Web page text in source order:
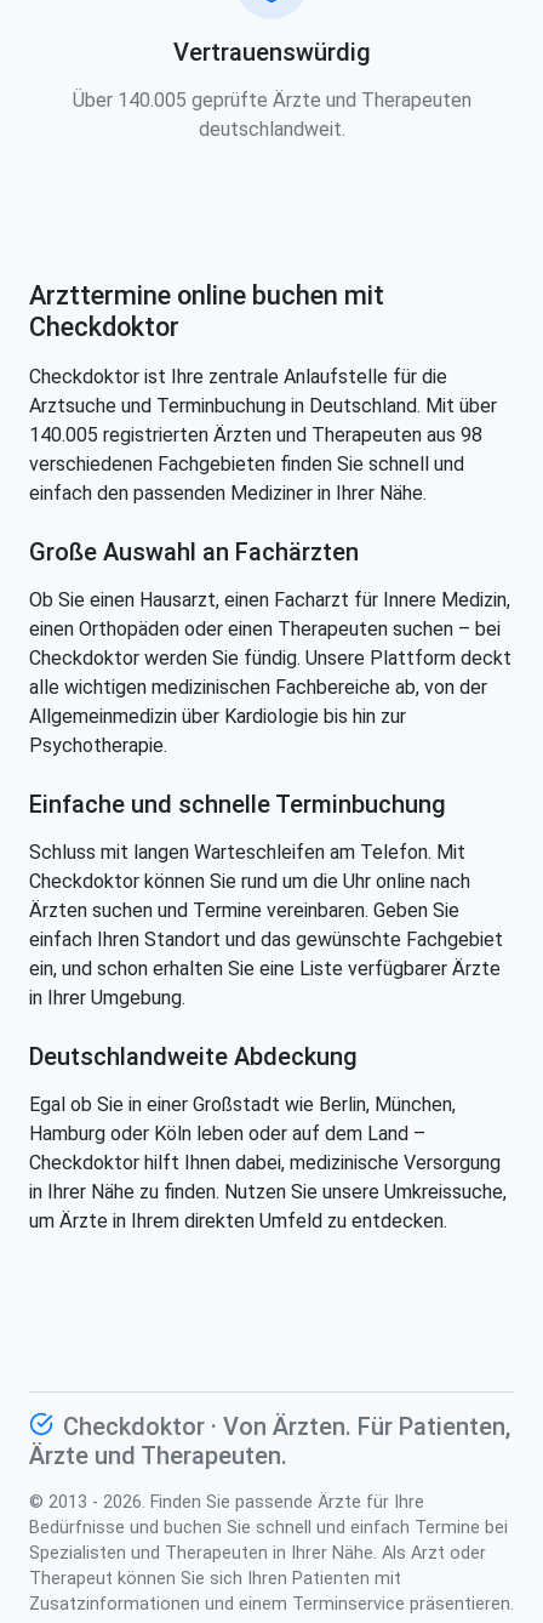
Vertrauenswürdig
Über 140.005 geprüfte Ärzte und Therapeuten
deutschlandweit.
Arzttermine online buchen mit
Checkdoktor
Checkdoktor ist Ihre zentrale Anlaufstelle für die
Arztsuche und Terminbuchung in Deutschland. Mit über
140.005 registrierten Ärzten und Therapeuten aus 98
verschiedenen Fachgebieten finden Sie schnell und
einfach den passenden Mediziner in Ihrer Nähe.
Große Auswahl an Fachärzten
Ob Sie einen Hausarzt, einen Facharzt für Innere Medizin,
einen Orthopäden oder einen Therapeuten suchen – bei
Checkdoktor werden Sie fündig. Unsere Plattform deckt
alle wichtigen medizinischen Fachbereiche ab, von der
Allgemeinmedizin über Kardiologie bis hin zur
Psychotherapie.
Einfache und schnelle Terminbuchung
Schluss mit langen Warteschleifen am Telefon. Mit
Checkdoktor können Sie rund um die Uhr online nach
Ärzten suchen und Termine vereinbaren. Geben Sie
einfach Ihren Standort und das gewünschte Fachgebiet
ein, und schon erhalten Sie eine Liste verfügbarer Ärzte
in Ihrer Umgebung.
Deutschlandweite Abdeckung
Egal ob Sie in einer Großstadt wie Berlin, München,
Hamburg oder Köln leben oder auf dem Land –
Checkdoktor hilft Ihnen dabei, medizinische Versorgung
in Ihrer Nähe zu finden. Nutzen Sie unsere Umkreissuche,
um Ärzte in Ihrem direkten Umfeld zu entdecken.
Checkdoktor · Von Ärzten. Für Patienten,
Ärzte und Therapeuten.
© 2013 - 2026. Finden Sie passende Ärzte für Ihre
Bedürfnisse und buchen Sie schnell und einfach Termine bei
Spezialisten und Therapeuten in Ihrer Nähe. Als Arzt oder
Therapeut können Sie sich Ihren Patienten mit
Zusatzinformationen und einem Terminservice präsentieren.